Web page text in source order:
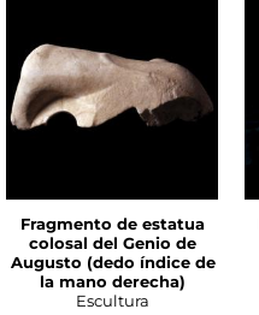
Fragmento de estatua
colosal del Genio de
Augusto (dedo índice de
la mano derecha)
Escultura